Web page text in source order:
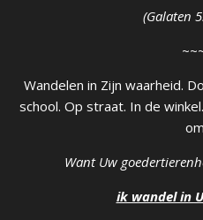
(Galaten
Wandelen in Zijn waarheid.
school. Op straat. In de
Want Uw
ik wandel in